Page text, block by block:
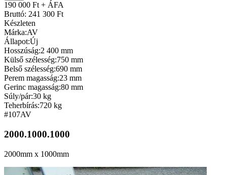
190 000 Ft + ÁFA
Bruttó: 241 300 Ft
Készleten
Márka:AV
Állapot:Új
Hosszúság:2 400 mm
Külső szélesség:750 mm
Belső szélesség:690 mm
Perem magasság:23 mm
Gerinc magasság:80 mm
Súly/pár:30 kg
Teherbírás:720 kg
#107AV
2000.1000.1000
2000mm x 1000mm